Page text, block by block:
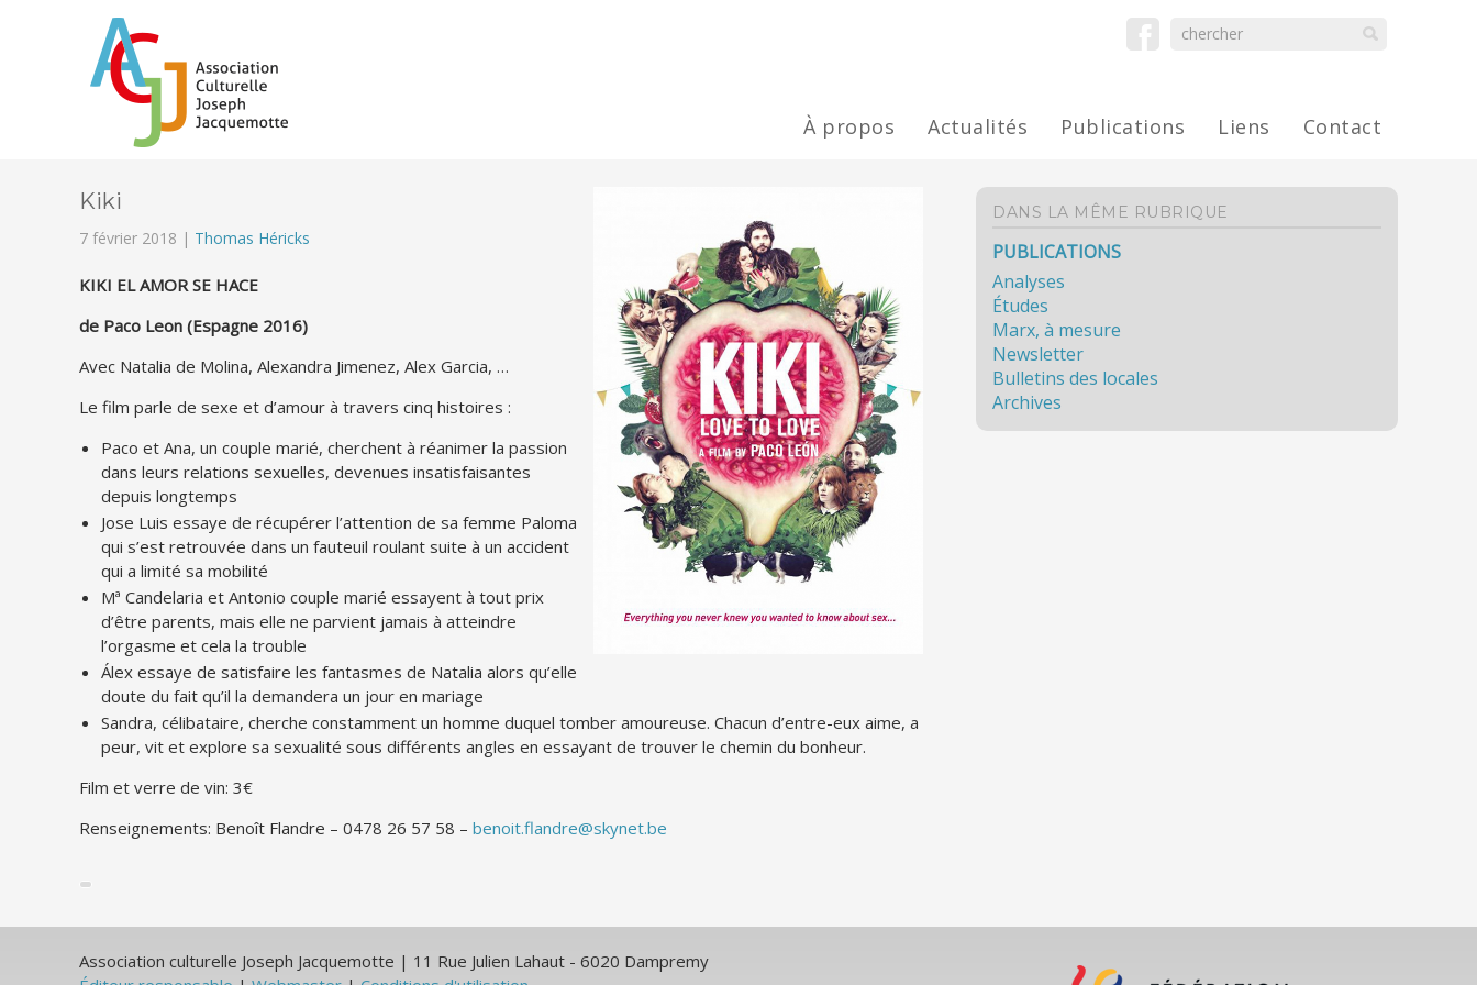
À propos Actualités Publications Liens Contact
Kiki
7 février 2018 | Thomas Héricks
KIKI EL AMOR SE HACE
de Paco Leon (Espagne 2016)
Avec Natalia de Molina, Alexandra Jimenez, Alex Garcia, …
Le film parle de sexe et d’amour à travers cinq histoires :
Paco et Ana, un couple marié, cherchent à réanimer la passion
dans leurs relations sexuelles, devenues insatisfaisantes
depuis longtemps
Jose Luis essaye de récupérer l’attention de sa femme Paloma
qui s’est retrouvée dans un fauteuil roulant suite à un accident
qui a limité sa mobilité
Mª Candelaria et Antonio couple marié essayent à tout prix
d’être parents, mais elle ne parvient jamais à atteindre
l’orgasme et cela la trouble
Álex essaye de satisfaire les fantasmes de Natalia alors qu’elle
doute du fait qu’il la demandera un jour en mariage
Sandra, célibataire, cherche constamment un homme duquel tomber amoureuse. Chacun d’entre-eux aime, a
peur, vit et explore sa sexualité sous différents angles en essayant de trouver le chemin du bonheur.
Film et verre de vin: 3€
Renseignements: Benoît Flandre – 0478 26 57 58 – benoit.flandre@skynet.be
DANS LA MÊME RUBRIQUE
PUBLICATIONS
Analyses
Études
Marx, à mesure
Newsletter
Bulletins des locales
Archives
Association culturelle Joseph Jacquemotte | 11 Rue Julien Lahaut - 6020 Dampremy